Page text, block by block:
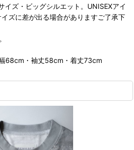
イズ・ビッグシルエット。UNISEXアイ
ズに差が出る場合がありますご了承下
68cm・袖丈58cm・着丈73cm